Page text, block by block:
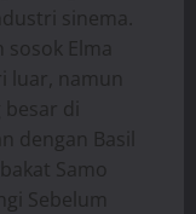
sinema.
sosok Elma
luar, namun
di
dengan Basil
Samo
Sebelum